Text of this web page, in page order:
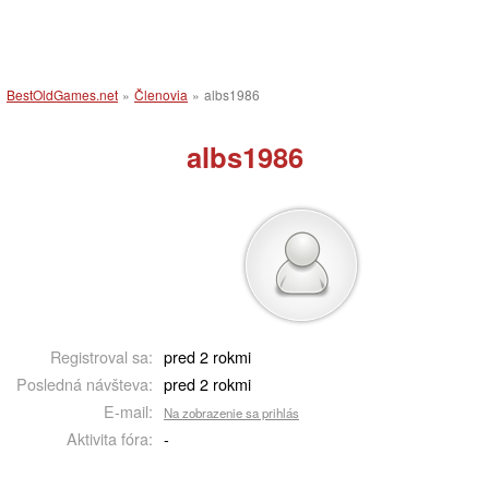
BestOldGames.net » Členovia » albs1986
albs1986
Registroval sa: pred 2 rokmi
Posledná návšteva: pred 2 rokmi
E-mail:
Na zobrazenie sa prihlás
Aktivita fóra: -